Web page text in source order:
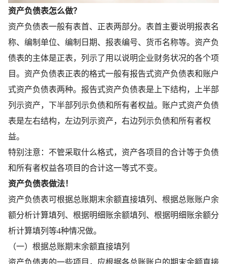
资产负债表怎么做？
资产负债表一般有表首、正表两部分。表首主要说明报表名
称、编制单位、编制日期、报表编号、货币名称等。资产负
债表的主体是正表，列示了用以说明企业财务状况的各个项
目。资产负债表正表的格式一般有报告式资产负债表和账户
式资产负债表两种。报告式资产负债表是上下结构，上半部
列示资产，下半部列示负债和所有者权益。账户式资产负债
表是左右结构，左边列示资产，右边列示负债和所有者权
益。
特别注意：不管采取什么格式，资产各项目的合计等于负债
和所有者权益各项目的合计这一等式不变。
资产负债表做法！
资产负债表可根据总账期末余额直接填列、根据总账账户余
额分析计算填列、根据明细账余额填列、根据明细账余额分
析计算填列等4种情况做。
（一）根据总账期末余额直接填列
资产负债表的一些项目，应根据各总账账户的期末余额直接